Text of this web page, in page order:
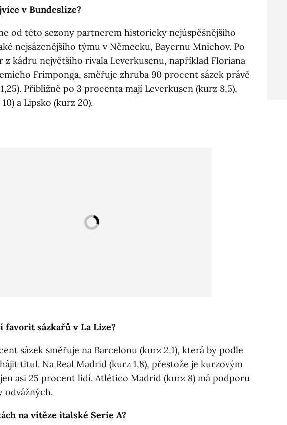
v Bundeslize?
od této sezony partnerem historicky nejúspěšnějšího
nejsázenějšího týmu v Německu, Bayernu Mnichov. Po
z kádru největšího rivala Leverkusenu, například Floriana
Frimponga, směřuje zhruba 90 procent sázek právě
Přibližně po 3 procenta mají Leverkusen (kurz 8,5),
a Lipsko (kurz 20).
favorit sázkařů v La Lize?
sázek směřuje na Barcelonu (kurz 2,1), která by podle
titul. Na Real Madrid (kurz 1,8), přestože je kurzovým
asi 25 procent lidí. Atlético Madrid (kurz 8) má podporu
odvážných.
na vítěze italské Serie A?